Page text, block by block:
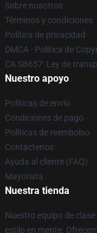
Sobre nosotros
Términos y condiciones
Política de privacidad
DMCA - Política de
CA SB657: Ley de
Nuestro apoyo
Políticas de envío
Condiciones de pago
Políticas de reembolso
Contáctenos
Ayuda al cliente (FAQ)
Mayorista
Nuestra tienda
Nuestro equipo de
estilo en mente.